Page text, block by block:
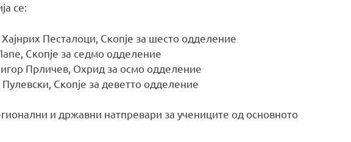
се:
Песталоци, Скопје за шесто одделение
Скопје за седмо одделение
Прличев, Охрид за осмо одделение
Скопје за деветто одделение
и државни натпревари за учениците од основното